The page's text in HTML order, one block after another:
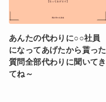
あんたの代わりに○○社員
になってあげたから貰った
質問全部代わりに聞いてき
てね～